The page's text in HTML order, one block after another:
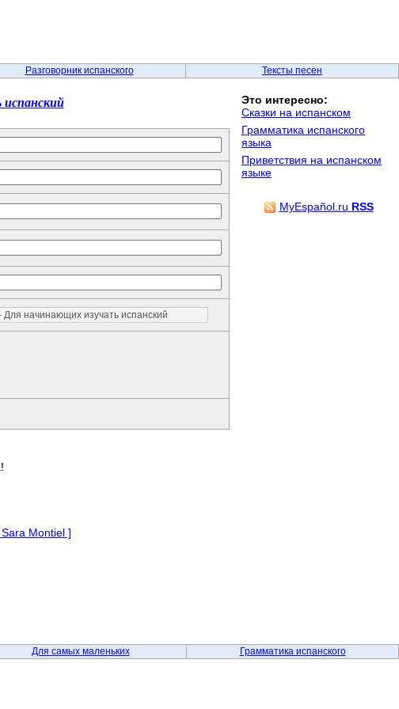
Разговорник испанского Тексты песен
Montiel ]
Это интересно:
Сказки на испанском
Грамматика испанского
языка
Приветствия на испанском
языке
MyEspañol.ru RSS
Для самых маленьких Грамматика испанского